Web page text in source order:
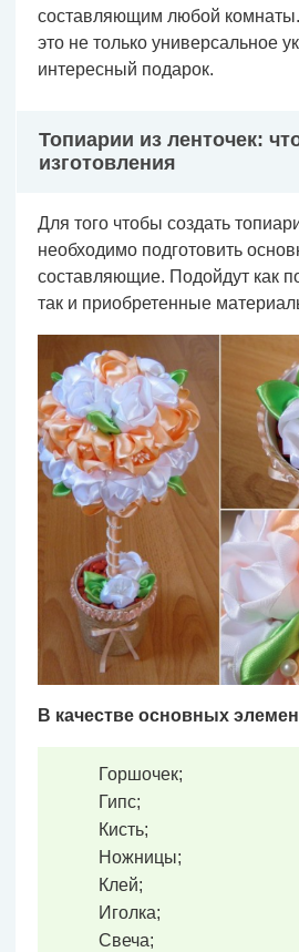
составляющим любой
это не только универсальное
интересный подарок.
Топиарии из ленточек:
изготовления
Для того чтобы создать
необходимо подготовить
составляющие. Подойдут как
так и приобретенные
В качестве основных
Горшочек;
Гипс;
Кисть;
Ножницы;
Клей;
Иголка;
Свеча;